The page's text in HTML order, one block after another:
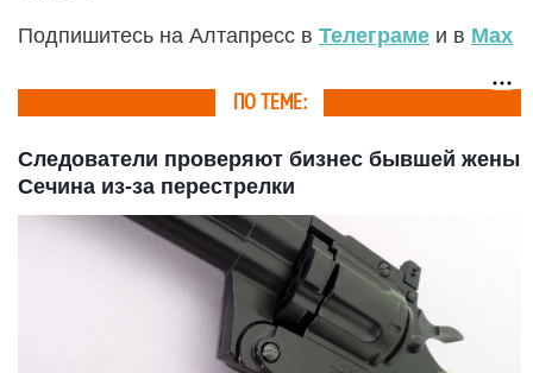
Подпишитесь на Алтапресс в Телеграме и в Max
ПО ТЕМЕ:
Следователи проверяют бизнес бывшей жены
Сечина из-за перестрелки